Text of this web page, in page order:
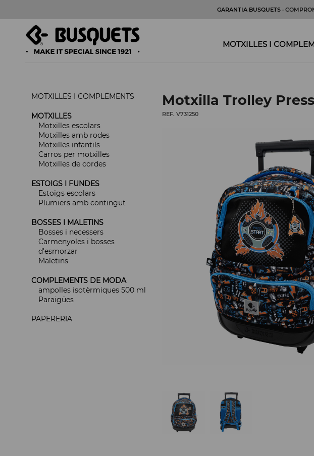
GARANTIA BUSQUETS ·
MOTXILLES I
MOTXILLES I COMPLEMENTS
MOTXILLES
Motxilles escolars
Motxilles amb rodes
Motxilles infantils
Carros per motxilles
Motxilles de cordes
ESTOIGS I FUNDES
Estoigs escolars
Plumiers amb contingut
BOSSES I MALETINS
Bosses i necessers
Carmenyoles i bosses
d'esmorzar
Maletins
COMPLEMENTS DE MODA
ampolles isotèrmiques 500 ml
Paraigües
PAPERERIA
Motxilla Trolley
REF. V731250